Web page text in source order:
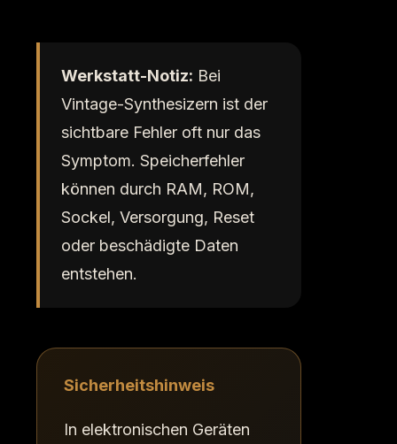
Werkstatt-Notiz: Bei
Vintage-Synthesizern ist der
sichtbare Fehler oft nur das
Symptom. Speicherfehler
können durch RAM, ROM,
Sockel, Versorgung, Reset
oder beschädigte Daten
entstehen.
Sicherheitshinweis
In elektronischen Geräten